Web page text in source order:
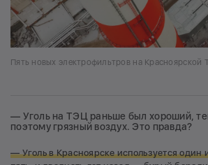
Пять новых электрофильтров на Красноярской
— Уголь на ТЭЦ раньше был хороший,
поэтому грязный воздух. Это правда?
— Уголь в Красноярске используется один